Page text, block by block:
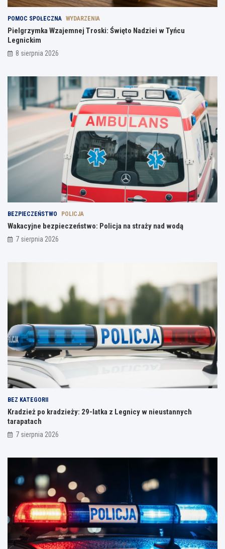
POMOC SPOŁECZNA WYDARZENIA
Pielgrzymka Wzajemnej Troski: Święto Nadziei w Tyńcu
Legnickim
8 sierpnia 2026
BEZPIECZEŃSTWO POLICJA
Wakacyjne bezpieczeństwo: Policja na straży nad wodą
7 sierpnia 2026
BEZ KATEGORII
Kradzież po kradzieży: 29-latka z Legnicy w nieustannych
tarapatach
7 sierpnia 2026